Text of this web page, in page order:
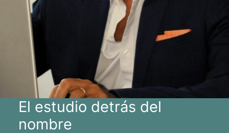
El estudio detrás del
nombre